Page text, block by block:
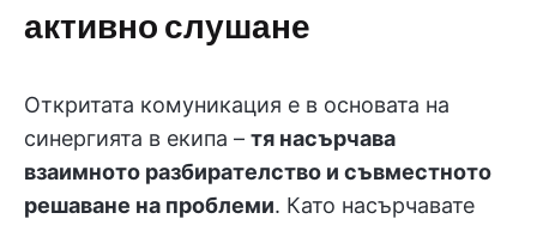
активно слушане
Откритата комуникация е в основата на
синергията в екипа – тя насърчава
взаимното разбирателство и съвместното
решаване на проблеми. Като насърчавате